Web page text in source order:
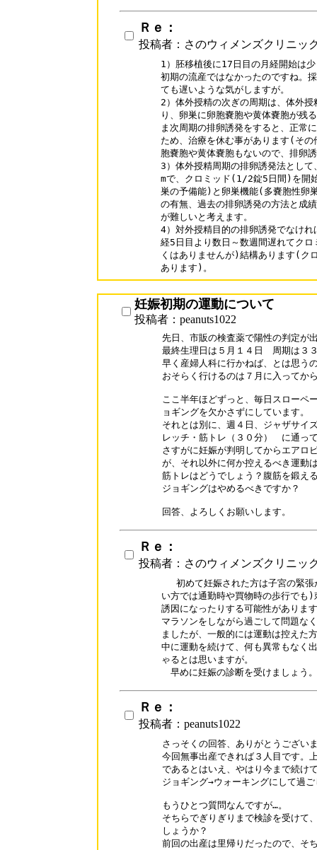
Ｒｅ：
投稿者：さのウィメンズクリニッ
1）胚移植後に17日目の月経開始は
初期の流産ではなかったのですね。
ても遅いような気がしますが。
2）体外授精の次ぎの周期は、体外
り、卵巣に卵胞嚢胞や黄体嚢胞が残
ま次周期の排卵誘発をすると、正常
ため、治療を休む事があります(そ
胞嚢胞や黄体嚢胞もないので、排卵
3）体外授精周期の排卵誘発法として
mで、クロミッド(1/2錠5日間)を開
巣の予備能)と卵巣機能(多嚢胞性卵
の有無、過去の排卵誘発の方法と成
が難しいと考えます。
4）対外授精目的の排卵誘発でなけ
経5日目より数日～数週間遅れてク
くはありませんが)結構あります(ク
あります)。
妊娠初期の運動について
投稿者：peanuts1022
先日、市販の検査薬で陽性の判定が
最終生理日は５月１４日　周期は３
早く産婦人科に行かねば、とは思う
おそらく行けるのは７月に入ってか
ここ半年ほどずっと、毎日スローペ
ョギングを欠かさずにしています。
それとは別に、週４日、ジャザサイ
レッチ・筋トレ（３０分）　に通っ
さすがに妊娠が判明してからエアロ
が、それ以外に何か控えるべき運動
筋トレはどうでしょう？腹筋を鍛え
ジョギングはやめるべきですか？
回答、よろしくお願いします。
Ｒｅ：
投稿者：さのウィメンズクリニッ
初めて妊娠された方は子宮の緊張
い方では通勤時や買物時の歩行でも
誘因になったりする可能性がありま
マラソンをしながら過ごして問題な
ましたが、一般的には運動は控えた
中に運動を続けて、何も異常もなく
ゃるとは思いますが。
早めに妊娠の診断を受けましょう。
Ｒｅ：
投稿者：peanuts1022
さっそくの回答、ありがとうござい
今回無事出産できれば３人目です。
であるとはいえ、やはり今まで続け
ジョギング→ウォーキングにして過
もうひとつ質問なんですが…。
そちらでぎりぎりまで検診を受けて
しょうか？
前回の出産は里帰りだったので、そ